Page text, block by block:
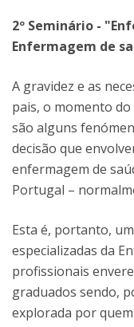
2º Seminário -
Enfermagem de
A gravidez e as
pais, o momento
são alguns
decisão que
enfermagem de
Portugal –
Esta é, portanto,
especializadas da
profissionais
graduados sendo,
explorada por